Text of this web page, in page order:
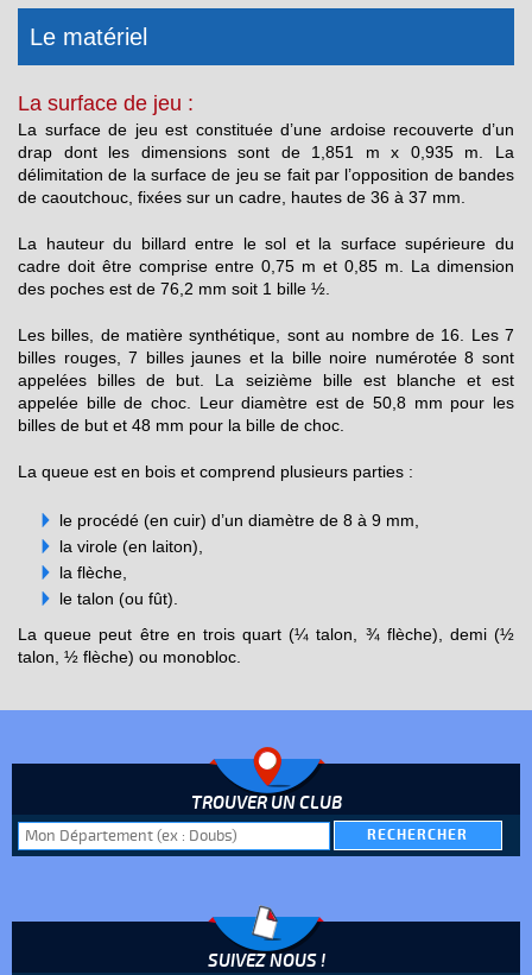
Le matériel
La surface de jeu :
La surface de jeu est constituée d’une ardoise recouverte d’un
drap dont les dimensions sont de 1,851 m x 0,935 m. La
délimitation de la surface de jeu se fait par l’opposition de bandes
de caoutchouc, fixées sur un cadre, hautes de 36 à 37 mm.
La hauteur du billard entre le sol et la surface supérieure du
cadre doit être comprise entre 0,75 m et 0,85 m. La dimension
des poches est de 76,2 mm soit 1 bille ½.
Les billes, de matière synthétique, sont au nombre de 16. Les 7
billes rouges, 7 billes jaunes et la bille noire numérotée 8 sont
appelées billes de but. La seizième bille est blanche et est
appelée bille de choc. Leur diamètre est de 50,8 mm pour les
billes de but et 48 mm pour la bille de choc.
La queue est en bois et comprend plusieurs parties :
le procédé (en cuir) d’un diamètre de 8 à 9 mm,
la virole (en laiton),
la flèche,
le talon (ou fût).
La queue peut être en trois quart (¼ talon, ¾ flèche), demi (½
talon, ½ flèche) ou monobloc.
TROUVER UN CLUB
SUIVEZ NOUS !